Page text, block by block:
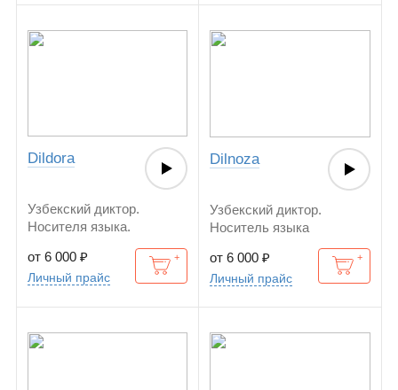
Dildora
Узбекский диктор.
Носителя языка.
от 6 000 ₽
Личный прайс
Dilnoza
Узбекский диктор.
Носитель языка
от 6 000 ₽
Личный прайс